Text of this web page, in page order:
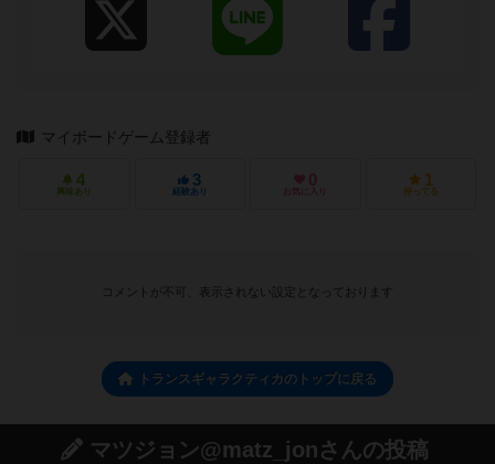
マイボードゲーム登録者
4
興味あり
3
経験あり
0
お気に入り
1
持ってる
コメントが不可、表示されない設定となっております
トランスギャラクティカのトップに戻る
マツジョン@matz_jonさんの投稿